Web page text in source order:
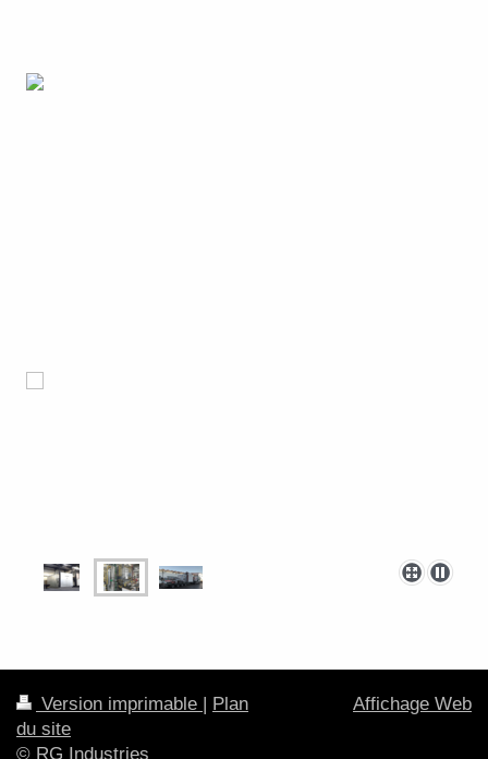
Version imprimable | Plan
du site
© RG Industries
Affichage Web